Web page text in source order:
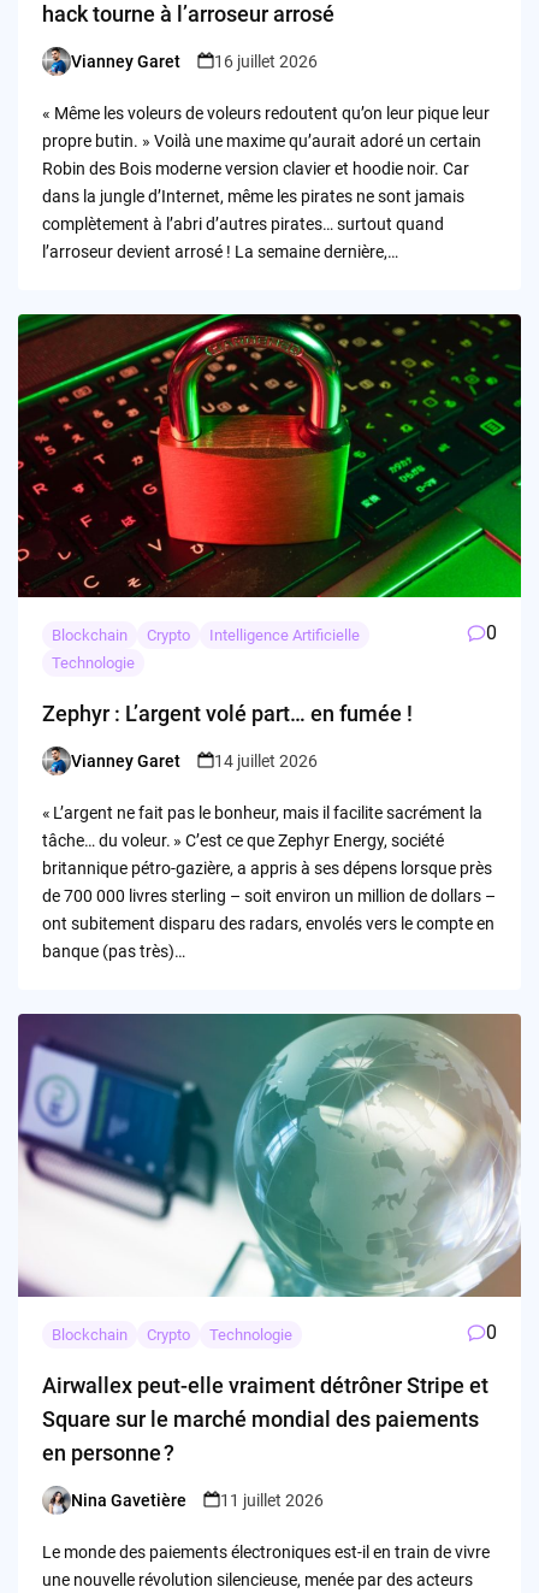
hack tourne à l’arroseur arrosé
Posted
Vianney Garet 16 juillet 2026
« Même les voleurs de voleurs redoutent qu’on leur pique leur
propre butin. » Voilà une maxime qu’aurait adoré un certain
Robin des Bois moderne version clavier et hoodie noir. Car
dans la jungle d’Internet, même les pirates ne sont jamais
complètement à l’abri d’autres pirates… surtout quand
l’arroseur devient arrosé ! La semaine dernière,…
Blockchain Crypto
Intelligence Artificielle
Technologie
0
Zephyr : L’argent volé part… en fumée !
Posted
Vianney Garet 14 juillet 2026
« L’argent ne fait pas le bonheur, mais il facilite sacrément la
tâche… du voleur. » C’est ce que Zephyr Energy, société
britannique pétro-gazière, a appris à ses dépens lorsque près
de 700 000 livres sterling – soit environ un million de dollars –
ont subitement disparu des radars, envolés vers le compte en
banque (pas très)…
Blockchain Crypto Technologie 0
Airwallex peut-elle vraiment détrôner Stripe et
Square sur le marché mondial des paiements
en personne ?
Posted
Nina Gavetière 11 juillet 2026
Le monde des paiements électroniques est-il en train de vivre
une nouvelle révolution silencieuse, menée par des acteurs